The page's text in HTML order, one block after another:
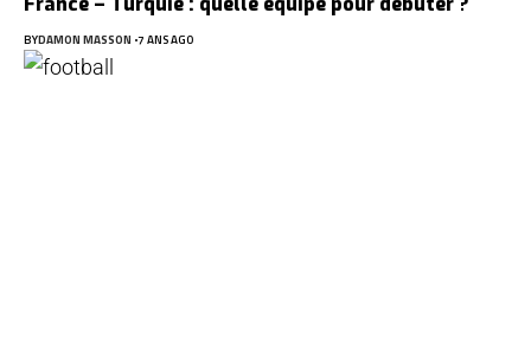
BYDAMON MASSON 7 ANS AGO